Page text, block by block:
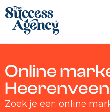
Online
Heerenveen
Zoek je een online